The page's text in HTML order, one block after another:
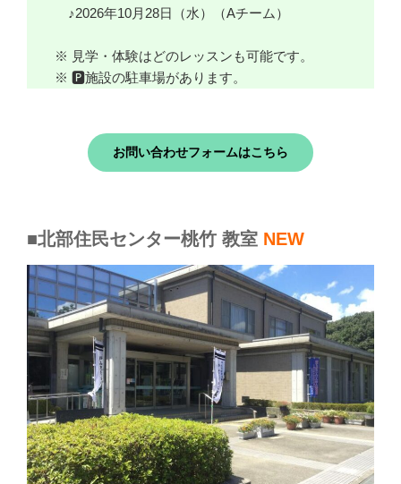
♪2026年10月28日（水）（Aチーム）
※ 見学・体験はどのレッスンも可能です。
※ 🅿施設の駐車場があります。
お問い合わせフォームはこちら
■北部住民センター桃竹 教室 NEW